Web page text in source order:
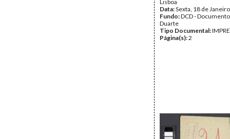
Lisboa
Data:Sexta, 18 de
Fundo:DCD -
Duarte
Tipo Documental:
Página(s):2